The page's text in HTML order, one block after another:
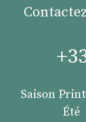
Saison
Été